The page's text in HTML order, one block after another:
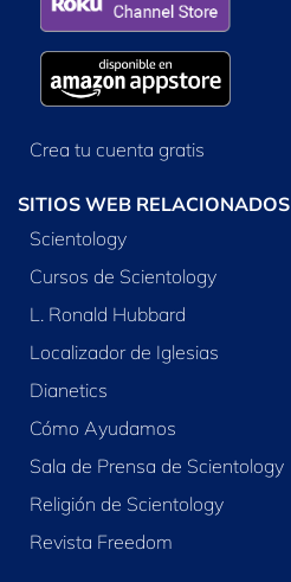
Crea tu cuenta gratis
SITIOS WEB RELACIONADOS
Scientology
Cursos de Scientology
L. Ronald Hubbard
Localizador de Iglesias
Dianetics
Cómo Ayudamos
Sala de Prensa de Scientology
Religión de Scientology
Revista Freedom